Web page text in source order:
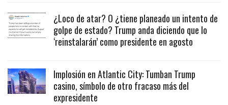
¿Loco de atar? O ¿tiene planeado un intento de
golpe de estado? Trump anda diciendo que lo
‘reinstalarán’ como presidente en agosto
Implosión en Atlantic City: Tumban Trump
casino, símbolo de otro fracaso más del
expresidente